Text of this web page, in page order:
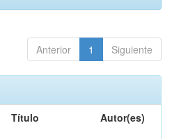
Anterior 1 Siguiente
Título Autor(es)